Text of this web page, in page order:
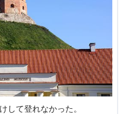
して登れなかった。